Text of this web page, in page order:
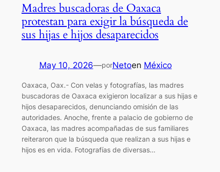
Madres buscadoras de Oaxaca
protestan para exigir la búsqueda de
sus hijas e hijos desaparecidos
May 10, 2026—porNetoen México
Oaxaca, Oax.- Con velas y fotografías, las madres
buscadoras de Oaxaca exigieron localizar a sus hijas e
hijos desaparecidos, denunciando omisión de las
autoridades. Anoche, frente a palacio de gobierno de
Oaxaca, las madres acompañadas de sus familiares
reiteraron que la búsqueda que realizan a sus hijas e
hijos es en vida. Fotografías de diversas…